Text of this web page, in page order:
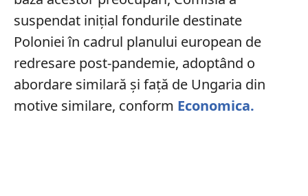
suspendat inițial fondurile destinate
Poloniei în cadrul planului european de
redresare post-pandemie, adoptând o
abordare similară și față de Ungaria din
motive similare, conform Economica.